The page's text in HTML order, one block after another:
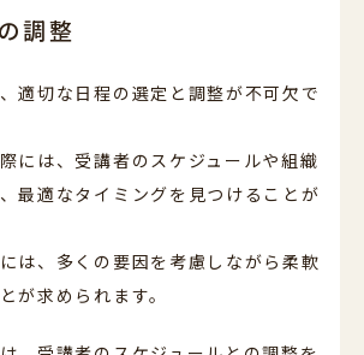
調整
適切な日程の選定と調整が不可欠で
には、受講者のスケジュールや組織
最適なタイミングを見つけることが
は、多くの要因を考慮しながら柔軟
が求められます。